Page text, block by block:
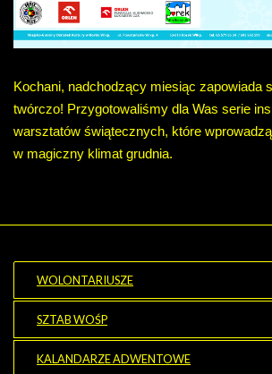
Kochani, nadchodzący miesiąc zapowiada
twórczo! Przygotowaliśmy dla Was serie
warsztatów świątecznych, które wprowadz
w magiczny klimat grudnia.
WOLONTARIUSZE
SZTAB WOŚP
KALANDARZE ADWENTOWE